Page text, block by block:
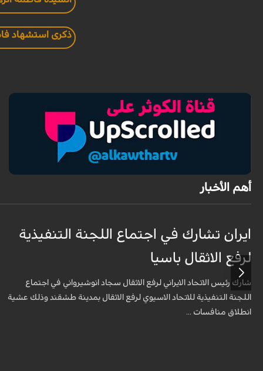
ذكرى استشهاد
أهم الأخبار
ايران تشارك في اجتماع اللجنة التنفيذية
لرفع الاثقال باسيا
شارك رئيس الاتحاد الايراني لرفع الاثقال سجاد انوشيرواني في اجتماع
اللجنة التنفيذية للاتحاد الاسيوي لرفع الاثقال بمدينة طشقند وذلك عشية
انطلاق منافسات ...